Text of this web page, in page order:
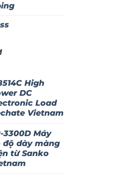
High
DC
Load
Vietnam
3300D Máy
độ dày màng
từ Sanko